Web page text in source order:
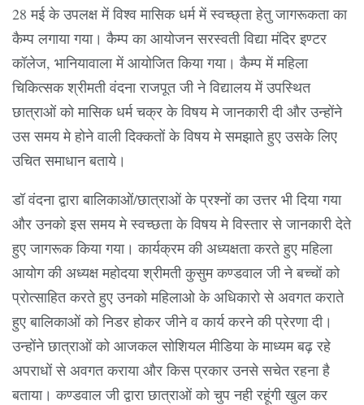
28 मई के उपलक्ष में विश्व मासिक धर्म में स्वच्छ्ता हेतु जागरूकता का
कैम्प लगाया गया। कैम्प का आयोजन सरस्वती विद्या मंदिर इण्टर
कॉलेज, भानियावाला में आयोजित किया गया। कैम्प में महिला
चिकित्सक श्रीमती वंदना राजपूत जी ने विद्यालय में उपस्थित
छात्राओं को मासिक धर्म चक्र के विषय मे जानकारी दी और उन्होंने
उस समय मे होने वाली दिक्कतों के विषय मे समझाते हुए उसके लिए
उचित समाधान बताये।
डॉ वंदना द्वारा बालिकाओं/छात्राओं के प्रश्नों का उत्तर भी दिया गया
और उनको इस समय मे स्वच्छता के विषय मे विस्तार से जानकारी देते
हुए जागरूक किया गया। कार्यक्रम की अध्यक्षता करते हुए महिला
आयोग की अध्यक्ष महोदया श्रीमती कुसुम कण्डवाल जी ने बच्चों को
प्रोत्साहित करते हुए उनको महिलाओ के अधिकारो से अवगत कराते
हुए बालिकाओं को निडर होकर जीने व कार्य करने की प्रेरणा दी।
उन्होंने छात्राओं को आजकल सोशियल मीडिया के माध्यम बढ़ रहे
अपराधों से अवगत कराया और किस प्रकार उनसे सचेत रहना है
बताया। कण्डवाल जी द्वारा छात्राओं को चुप नही रहूंगी खुल कर